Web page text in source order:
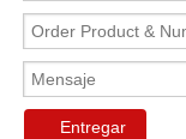
Entregar